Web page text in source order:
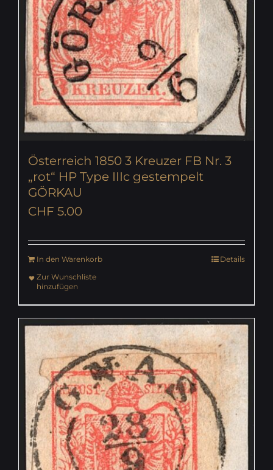
Österreich 1850 3 Kreuzer FB Nr. 3
„rot“ HP Type IIIc gestempelt
GÖRKAU
CHF 5.00
In den Warenkorb
Details
Zur Wunschliste
hinzufügen